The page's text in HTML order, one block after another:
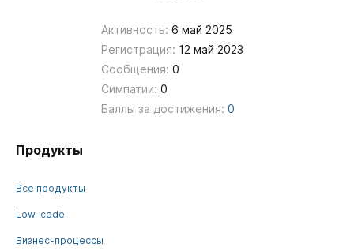
Активность: 6 май 2025
Регистрация: 12 май 2023
Сообщения: 0
Симпатии: 0
Баллы за достижения: 0
Продукты
Все продукты
Low-code
Бизнес-процессы